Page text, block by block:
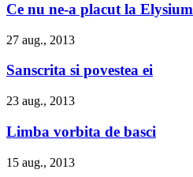
Ce nu ne-a placut la Elysium
27 aug., 2013
Sanscrita si povestea ei
23 aug., 2013
Limba vorbita de basci
15 aug., 2013